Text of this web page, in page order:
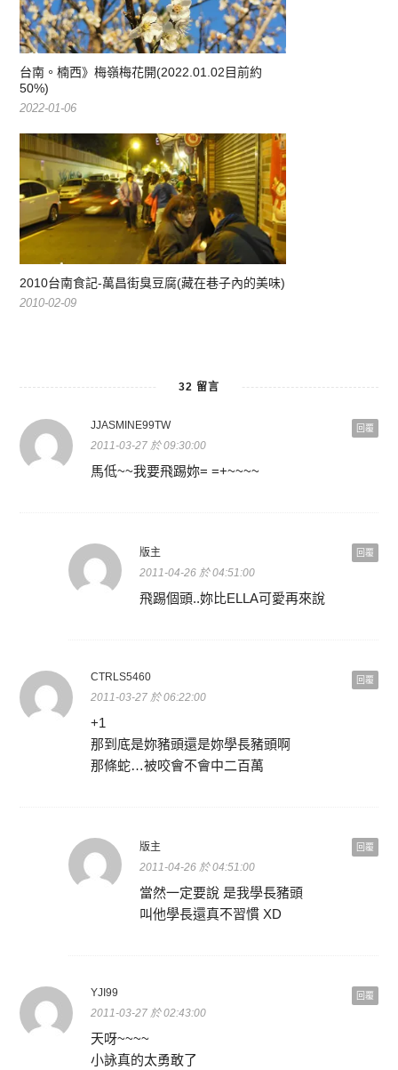
台南。楠西》梅嶺梅花開(2022.01.02目前約
50%)
2022-01-06
2010台南食記-萬昌街臭豆腐(藏在巷子內的美味)
2010-02-09
32 留言
回覆
JJASMINE99TW
2011-03-27 於 09:30:00
馬低~~我要飛踢妳= =+~~~~
回覆
版主
2011-04-26 於 04:51:00
飛踢個頭..妳比ELLA可愛再來說
回覆
CTRLS5460
2011-03-27 於 06:22:00
+1
那到底是妳豬頭還是妳學長豬頭啊
那條蛇…被咬會不會中二百萬
回覆
版主
2011-04-26 於 04:51:00
當然一定要說 是我學長豬頭
叫他學長還真不習慣 XD
回覆
YJI99
2011-03-27 於 02:43:00
天呀~~~~
小詠真的太勇敢了